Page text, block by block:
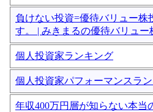
負けない投資=優待バリュー株
す。 | みきまるの優待バリュー
個人投資家ランキング
個人投資家パフォーマンスラ
年収400万円層が知らない本当